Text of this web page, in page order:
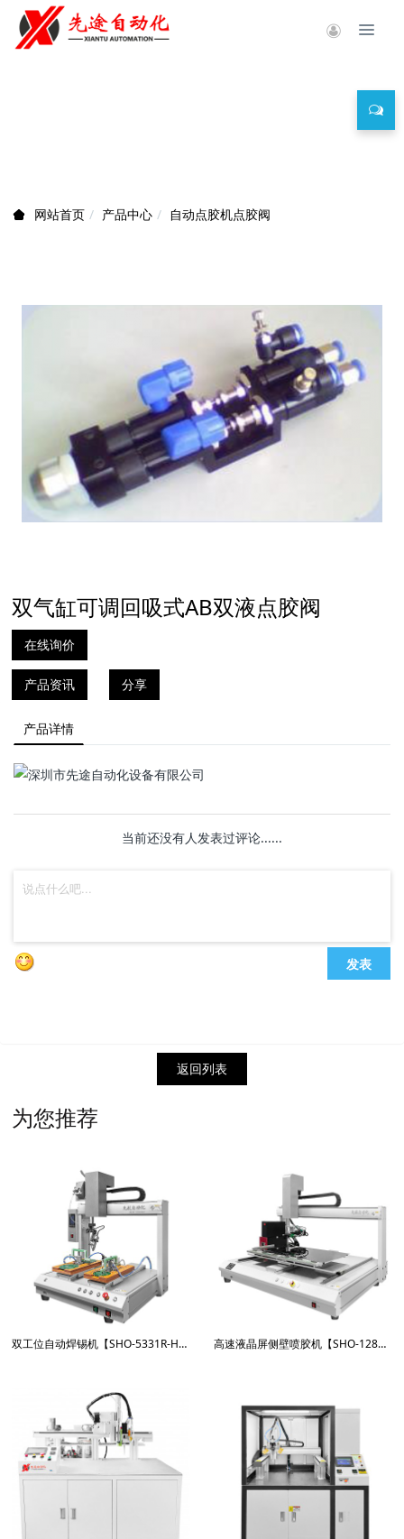
网站首页 产品中心 自动点胶机点胶阀
双气缸可调回吸式AB双液点胶阀
在线询价
产品资讯 分享
产品详情
当前还没有人发表过评论......
发表
返回列表
为您推荐
双工位自动焊锡机【SHO-5331R-HX600W】 高速液晶屏侧壁喷胶机【SHO-1281RPJ】